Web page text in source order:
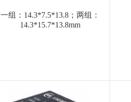
一组：14.3*7.5*13.8；两组：
14.3*15.7*13.8mm